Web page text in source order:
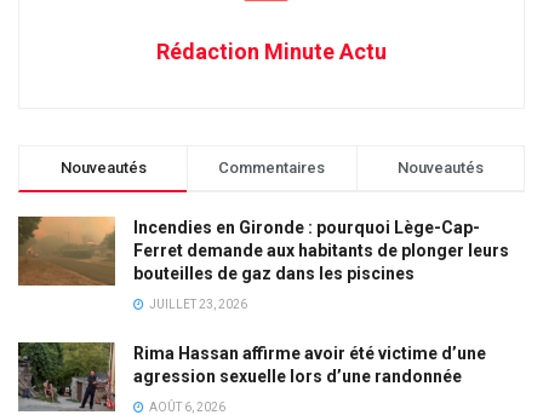
Rédaction Minute Actu
Nouveautés Commentaires Nouveautés
Incendies en Gironde : pourquoi Lège-Cap-
Ferret demande aux habitants de plonger leurs
bouteilles de gaz dans les piscines
JUILLET 23, 2026
Rima Hassan affirme avoir été victime d’une
agression sexuelle lors d’une randonnée
AOÛT 6, 2026